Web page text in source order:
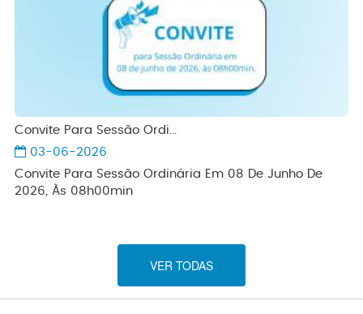
Convite Para Sessão Ordi...
03-06-2026
Convite Para Sessão Ordinária Em 08 De Junho De
2026, Às 08h00min
VER TODAS